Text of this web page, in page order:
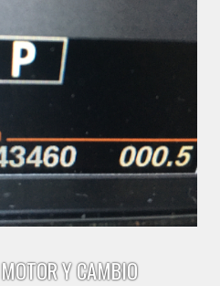
MOTOR Y CAMBIO